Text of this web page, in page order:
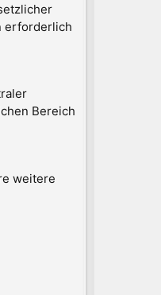
erforderlich
Bereich
weitere